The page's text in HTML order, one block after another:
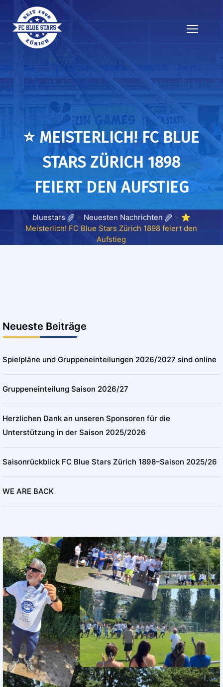
⭐️ MEISTERLICH! FC BLUE
STARS ZÜRICH 1898
FEIERT DEN AUFSTIEG
bluestars > Neuesten Nachrichten > ⭐️
Meisterlich! FC Blue Stars Zürich 1898 feiert den
Aufstieg
Neueste Beiträge
Spielpläne und Gruppeneinteilungen 2026/2027 sind online
Gruppeneinteilung Saison 2026/27
Herzlichen Dank an unseren Sponsoren für die
Unterstützung in der Saison 2025/2026
Saisonrückblick FC Blue Stars Zürich 1898–Saison 2025/26
WE ARE BACK